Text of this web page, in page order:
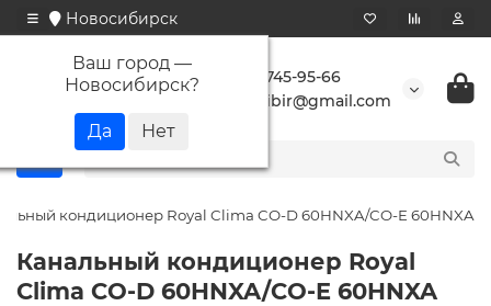
Новосибирск
Ваш город —
Новосибирск?
+7 923 745-95-66
buransibir@gmail.com
кондиционер Royal Clima CO-D 60HNXA/CO-E 60HNXA
Канальный кондиционер Royal
Clima CO-D 60HNXA/CO-E 60HNXA